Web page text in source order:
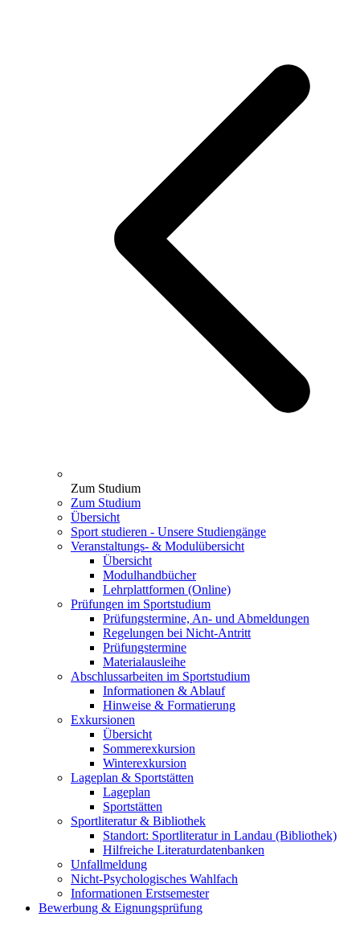
Zum Studium
Zum Studium
Übersicht
Sport studieren - Unsere Studiengänge
Veranstaltungs- & Modulübersicht
Übersicht
Modulhandbücher
Lehrplattformen (Online)
Prüfungen im Sportstudium
Prüfungstermine, An- und Abmeldungen
Regelungen bei Nicht-Antritt
Prüfungstermine
Materialausleihe
Abschlussarbeiten im Sportstudium
Informationen & Ablauf
Hinweise & Formatierung
Exkursionen
Übersicht
Sommerexkursion
Winterexkursion
Lageplan & Sportstätten
Lageplan
Sportstätten
Sportliteratur & Bibliothek
Standort: Sportliteratur in Landau (Bibliothek)
Hilfreiche Literaturdatenbanken
Unfallmeldung
Nicht-Psychologisches Wahlfach
Informationen Erstsemester
Bewerbung & Eignungsprüfung